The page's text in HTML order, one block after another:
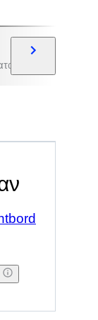
και